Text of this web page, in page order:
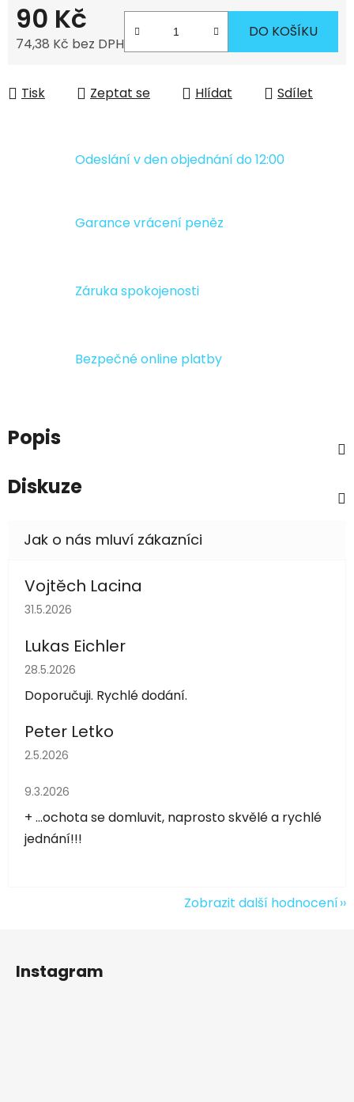
90 Kč
74,38 Kč bez DPH
DO KOŠÍKU
Tisk Zeptat se Hlídat Sdílet
Odeslání v den objednání do 12:00
Garance vrácení peněz
Záruka spokojenosti
Bezpečné online platby
Popis
Diskuze
Vojtěch Lacina
Hodnocení obchodu je 5 z 5 hvězdiček.
31.5.2026
Lukas Eichler
Hodnocení obchodu je 5 z 5 hvězdiček.
28.5.2026
Doporučuji. Rychlé dodání.
Peter Letko
Hodnocení obchodu je 5 z 5 hvězdiček.
2.5.2026
Hodnocení obchodu je 5 z 5 hvězdiček.
9.3.2026
+ ...ochota se domluvit, naprosto skvělé a rychlé
jednání!!!
Zobrazit další hodnocení
Instagram